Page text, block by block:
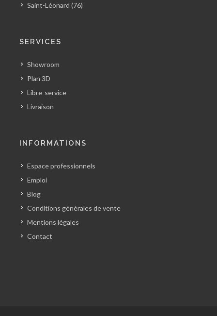
Saint-Léonard (76)
SERVICES
Showroom
Plan 3D
Libre-service
Livraison
INFORMATIONS
Espace professionnels
Emploi
Blog
Conditions générales de vente
Mentions légales
Contact